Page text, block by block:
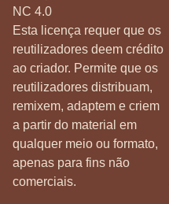
NC 4.0
Esta licença requer que os
reutilizadores deem crédito
ao criador. Permite que os
reutilizadores distribuam,
remixem, adaptem e criem
a partir do material em
qualquer meio ou formato,
apenas para fins não
comerciais.